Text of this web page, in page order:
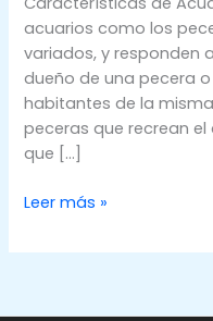
acuarios como los
variados, y responden
dueño de una pecera
habitantes de la
peceras que recrean
que […]
Características
Acuarios
Leer más »